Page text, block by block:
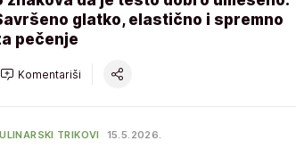
glatko, elastično i spremno
pečenje
Komentariši
TRIKOVI 15.5.2026.